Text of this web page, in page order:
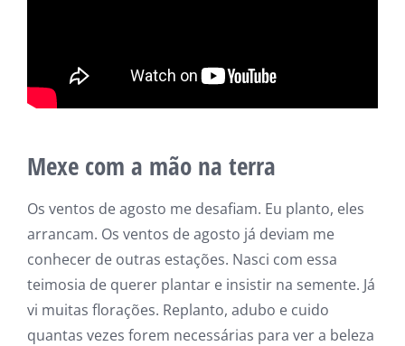
Mexe com a mão na terra
Os ventos de agosto me desafiam. Eu planto, eles
arrancam. Os ventos de agosto já deviam me
conhecer de outras estações. Nasci com essa
teimosia de querer plantar e insistir na semente. Já
vi muitas florações. Replanto, adubo e cuido
quantas vezes forem necessárias para ver a beleza